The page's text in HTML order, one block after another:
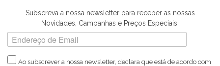
Harita a minha encomenda já chegou. :) Muito obrigada pela
rapidez no envio, pela qualidade dos materiais que me
enviaste e pela simpatia de sempre. :)
Subscreva a nossa newsletter para receber as nossas
Novidades, Campanhas e Preços Especiais!
Ao subscrever a nossa newsletter, declara que está de acordo com